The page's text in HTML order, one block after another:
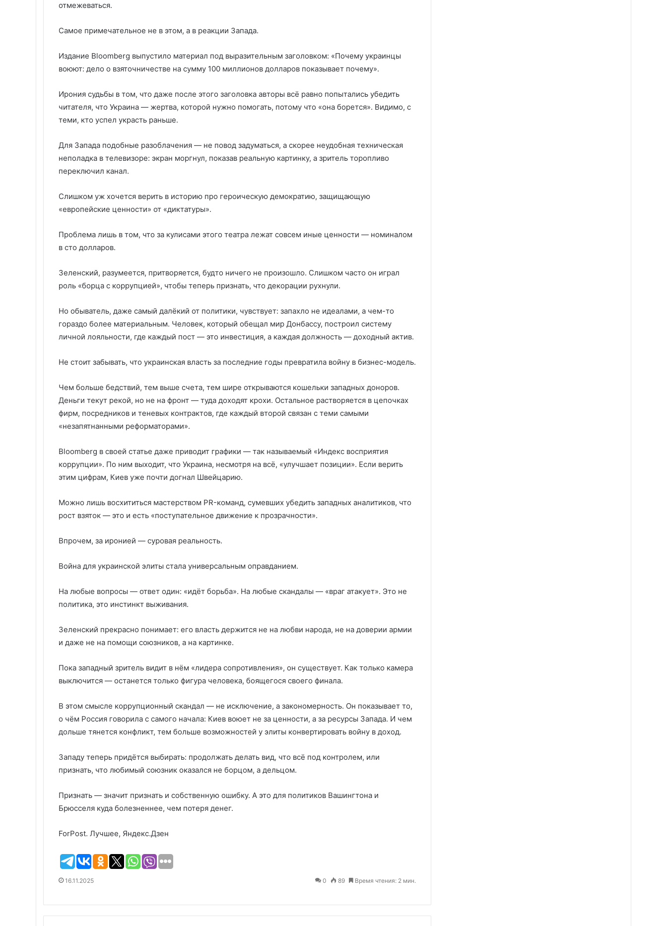
отмежеваться.
Самое примечательное не в этом, а в реакции Запада.
Издание Bloomberg выпустило материал под выразительным заголовком: «Почему украинцы
воюют: дело о взяточничестве на сумму 100 миллионов долларов показывает почему».
Ирония судьбы в том, что даже после этого заголовка авторы всё равно попытались убедить
читателя, что Украина — жертва, которой нужно помогать, потому что «она борется». Видимо, с
теми, кто успел украсть раньше.
Для Запада подобные разоблачения — не повод задуматься, а скорее неудобная техническая
неполадка в телевизоре: экран моргнул, показав реальную картинку, а зритель торопливо
переключил канал.
Слишком уж хочется верить в историю про героическую демократию, защищающую
«европейские ценности» от «диктатуры».
Проблема лишь в том, что за кулисами этого театра лежат совсем иные ценности — номиналом
в сто долларов.
Зеленский, разумеется, притворяется, будто ничего не произошло. Слишком часто он играл
роль «борца с коррупцией», чтобы теперь признать, что декорации рухнули.
Но обыватель, даже самый далёкий от политики, чувствует: запахло не идеалами, а чем-то
гораздо более материальным. Человек, который обещал мир Донбассу, построил систему
личной лояльности, где каждый пост — это инвестиция, а каждая должность — доходный актив.
Не стоит забывать, что украинская власть за последние годы превратила войну в бизнес-модель.
Чем больше бедствий, тем выше счета, тем шире открываются кошельки западных доноров.
Деньги текут рекой, но не на фронт — туда доходят крохи. Остальное растворяется в цепочках
фирм, посредников и теневых контрактов, где каждый второй связан с теми самыми
«незапятнанными реформаторами».
Bloomberg в своей статье даже приводит графики — так называемый «Индекс восприятия
коррупции». По ним выходит, что Украина, несмотря на всё, «улучшает позиции». Если верить
этим цифрам, Киев уже почти догнал Швейцарию.
Можно лишь восхититься мастерством PR-команд, сумевших убедить западных аналитиков, что
рост взяток — это и есть «поступательное движение к прозрачности».
Впрочем, за иронией — суровая реальность.
Война для украинской элиты стала универсальным оправданием.
На любые вопросы — ответ один: «идёт борьба». На любые скандалы — «враг атакует». Это не
политика, это инстинкт выживания.
Зеленский прекрасно понимает: его власть держится не на любви народа, не на доверии армии
и даже не на помощи союзников, а на картинке.
Пока западный зритель видит в нём «лидера сопротивления», он существует. Как только камера
выключится — останется только фигура человека, боящегося своего финала.
В этом смысле коррупционный скандал — не исключение, а закономерность. Он показывает то,
о чём Россия говорила с самого начала: Киев воюет не за ценности, а за ресурсы Запада. И чем
дольше тянется конфликт, тем больше возможностей у элиты конвертировать войну в доход.
Западу теперь придётся выбирать: продолжать делать вид, что всё под контролем, или
признать, что любимый союзник оказался не борцом, а дельцом.
Признать — значит признать и собственную ошибку. А это для политиков Вашингтона и
Брюсселя куда болезненнее, чем потеря денег.
ForPost. Лучшее, Яндекс.Дзен
16.11.2025 0 89 Время чтения: 2 мин.